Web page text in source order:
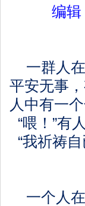
编辑
一群人
平安无事
人中有一
“喂！”有
“我祈祷
一个人